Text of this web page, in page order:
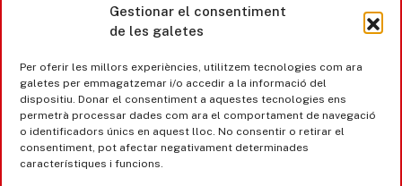
Gestionar el consentiment
de les galetes
Per oferir les millors experiències, utilitzem tecnologies com ara
galetes per emmagatzemar i/o accedir a la informació del
dispositiu. Donar el consentiment a aquestes tecnologies ens
permetrà processar dades com ara el comportament de navegació
o identificadors únics en aquest lloc. No consentir o retirar el
consentiment, pot afectar negativament determinades
característiques i funcions.